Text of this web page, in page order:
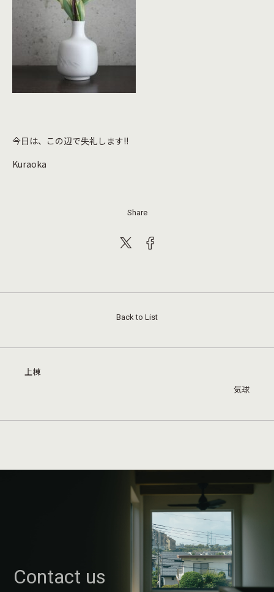
今日は、この辺で失礼します!!
Kuraoka
Share
Back to List
上棟
気球
Contact us